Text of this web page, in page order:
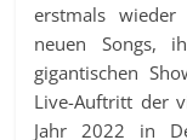
erstmals
neuen Songs,
gigantischen
Live-Auftritt der
Jahr 2022 in